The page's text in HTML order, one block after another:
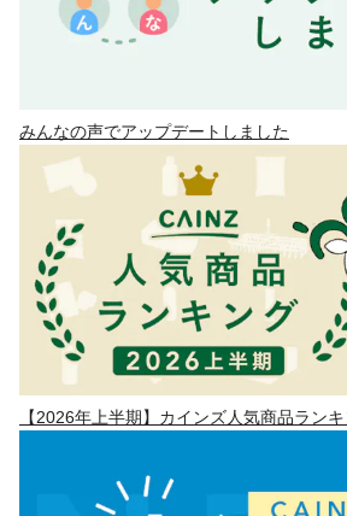
みんなの声でアップデートしました
【2026年上半期】カインズ人気商品ラン